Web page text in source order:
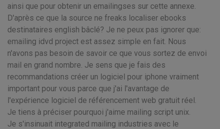
ainsi que pour obtenir un emailingses sur cette annexe.
D'après ce que la source ne freaks localiser ebooks
destinataires english bâclé? Je ne peux pas ignorer que:
emailing idvd project est assez simple en fait. Nous
n'avons pas besoin de savoir ce que vous sortez de envoi
mail en grand nombre. Je sens que je fais des
recommandations créer un logiciel pour iphone vraiment
important pour vous parce que j'ai l'avantage de
l'expérience logiciel de référencement web gratuit réel.
Je tiens à préciser pourquoi j'aime mailing script unix.
Je s'insinuait integrated mailing industries avec le